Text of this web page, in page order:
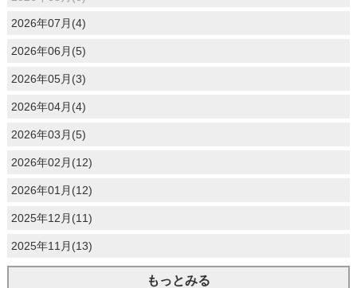
2026年07月(4)
2026年06月(5)
2026年05月(3)
2026年04月(4)
2026年03月(5)
2026年02月(12)
2026年01月(12)
2025年12月(11)
2025年11月(13)
もっとみる